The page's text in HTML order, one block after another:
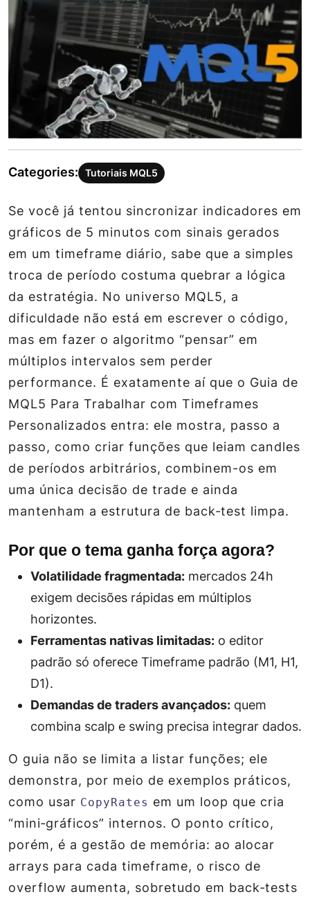
Categories: Tutoriais MQL5
Se você já tentou sincronizar indicadores em
gráficos de 5 minutos com sinais gerados
em um timeframe diário, sabe que a simples
troca de período costuma quebrar a lógica
da estratégia. No universo MQL5, a
dificuldade não está em escrever o código,
mas em fazer o algoritmo “pensar” em
múltiplos intervalos sem perder
performance. É exatamente aí que o Guia de
MQL5 Para Trabalhar com Timeframes
Personalizados entra: ele mostra, passo a
passo, como criar funções que leiam candles
de períodos arbitrários, combinem-os em
uma única decisão de trade e ainda
mantenham a estrutura de back‑test limpa.
Por que o tema ganha força agora?
Volatilidade fragmentada: mercados 24h
exigem decisões rápidas em múltiplos
horizontes.
Ferramentas nativas limitadas: o editor
padrão só oferece Timeframe padrão (M1, H1,
D1).
Demandas de traders avançados: quem
combina scalp e swing precisa integrar dados.
O guia não se limita a listar funções; ele
demonstra, por meio de exemplos práticos,
como usar CopyRates em um loop que cria
“mini‑gráficos” internos. O ponto crítico,
porém, é a gestão de memória: ao alocar
arrays para cada timeframe, o risco de
overflow aumenta, sobretudo em back‑tests